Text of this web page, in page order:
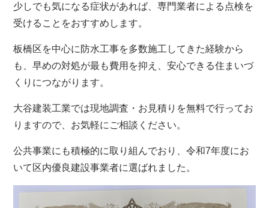
少しでも気になる症状があれば、専門業者による点検を
受けることをおすすめします。
板橋区を中心に防水工事を多数施工してきた経験から
も、早めの対処が最も費用を抑え、安心できる住まいづ
くりにつながります。
大谷建装工業では現地調査・お見積りを無料で行ってお
りますので、お気軽にご相談ください。
公共事業にも積極的に取り組んでおり、令和7年度にお
いて区内優良建設事業者に選ばれました。